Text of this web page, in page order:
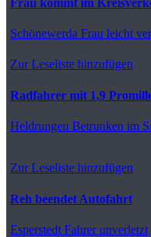
Schönewerda Frau leicht
Zur Leseliste hinzufügen
Radfahrer mit 1,9
Heldrungen Betrunken im
Zur Leseliste hinzufügen
Reh beendet Autofahrt
Esperstedt Fahrer unverletzt